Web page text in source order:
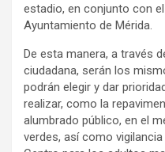
estadio, en conjunto con
Ayuntamiento de Mérida.
De esta manera, a través
ciudadana, serán los
podrán elegir y dar
realizar, como la
alumbrado público, en el
verdes, así como